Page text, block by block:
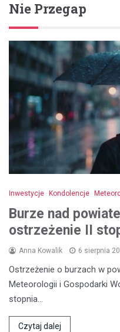
Nie Przegap
Inwestycje Kondolencje
Burze nad
ostrzeżenie II
Anna Kowalik 6 sierpnia
Ostrzeżenie o burzach w
Meteorologii i Gospodarki
stopnia…
Czytaj dalej